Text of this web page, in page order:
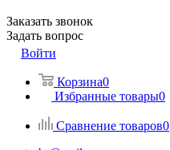
Заказать звонок
Задать вопрос
Войти
Корзина0
Избранные товары0
Сравнение товаров0